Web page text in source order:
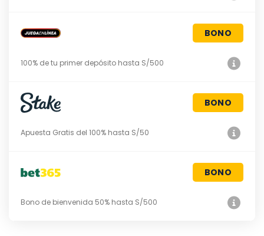
BONO
100% de tu primer depósito hasta S/500
BONO
Apuesta Gratis del 100% hasta S/50
BONO
Bono de bienvenida 50% hasta S/500